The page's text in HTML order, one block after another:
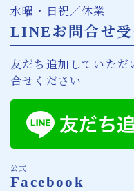
水曜・日祝／休業
LINEお問合せ受
友だち追加していた
合せください
公式
Facebook